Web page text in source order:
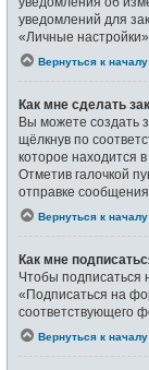
уведомлений для
«Личные настройки»
Вернуться к началу
Как мне сделать
Вы можете создать
щёлкнув по
которое находится
Отметив галочкой
отправке
Вернуться к началу
Как мне
Чтобы подписаться
«Подписаться на
соответствующего
Вернуться к началу